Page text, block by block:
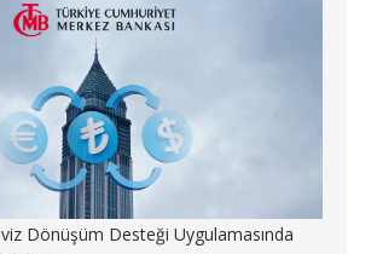
Dönüşüm Desteği Uygulamasında